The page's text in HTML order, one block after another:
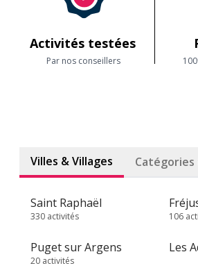
Activités testées
Par nos conseillers
Villes & Villages
Saint Raphaël
330 activités 106
Puget sur Argens
20 activités